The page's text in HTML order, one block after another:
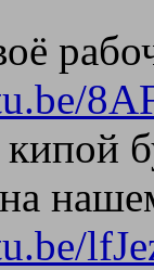
кипой